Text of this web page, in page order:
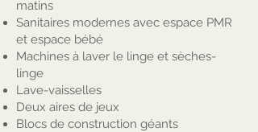
matins
Sanitaires modernes avec espace PMR
et espace bébé
Machines à laver le linge et sèches-
linge
Lave-vaisselles
Deux aires de jeux
Blocs de construction géants